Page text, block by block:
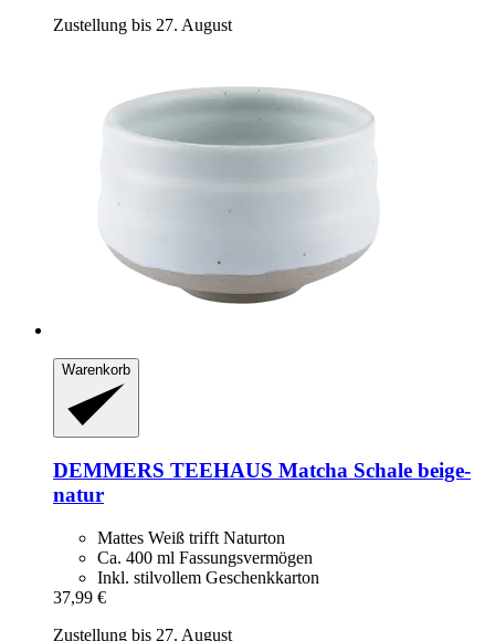
Zustellung bis 27. August
Warenkorb
DEMMERS TEEHAUS Matcha Schale beige-​
natur
Mattes Weiß trifft Naturton
Ca. 400 ml Fassungsvermögen
Inkl. stilvollem Geschenkkarton
37,99 €
Zustellung bis 27. August